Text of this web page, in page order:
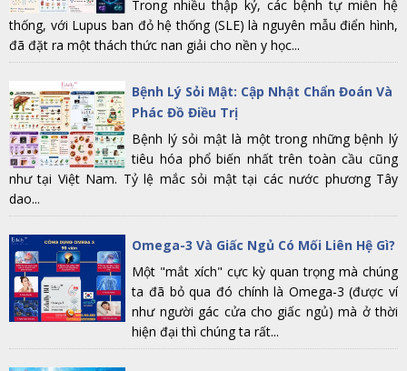
Trong nhiều thập kỷ, các bệnh tự miễn hệ
thống, với Lupus ban đỏ hệ thống (SLE) là nguyên mẫu điển hình,
đã đặt ra một thách thức nan giải cho nền y học...
Bệnh Lý Sỏi Mật: Cập Nhật Chẩn Đoán Và
Phác Đồ Điều Trị
Bệnh lý sỏi mật là một trong những bệnh lý
tiêu hóa phổ biến nhất trên toàn cầu cũng
như tại Việt Nam. Tỷ lệ mắc sỏi mật tại các nước phương Tây
dao...
Omega-3 Và Giấc Ngủ Có Mối Liên Hệ Gì?
Một "mắt xích" cực kỳ quan trọng mà chúng
ta đã bỏ qua đó chính là Omega-3 (được ví
như người gác cửa cho giấc ngủ) mà ở thời
hiện đại thì chúng ta rất...